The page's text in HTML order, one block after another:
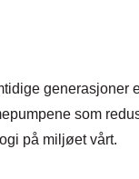
generasjoner
som
på miljøet vårt.